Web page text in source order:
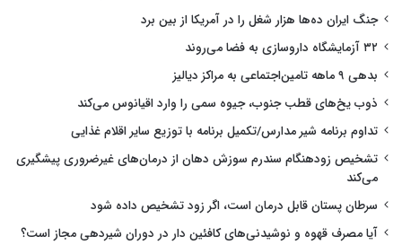
جنگ ایران ده‌ها هزار شغل را در آمریکا از بین برد
۳۲ آزمایشگاه داروسازی به فضا می‌روند
بدهی ۹ ماهه تامین‌اجتماعی به مراکز دیالیز
ذوب یخ‌های قطب جنوب، جیوه سمی را وارد اقیانوس می‌کند
تداوم برنامه شیر مدارس/تکمیل برنامه با توزیع سایر اقلام غذایی
تشخیص زودهنگام سندرم سوزش دهان از درمان‌های غیرضروری پیشگیری
می‌کند
سرطان پستان قابل درمان است، اگر زود تشخیص داده شود
آیا مصرف قهوه و نوشیدنی‌های کافئین دار در دوران شیردهی مجاز است؟